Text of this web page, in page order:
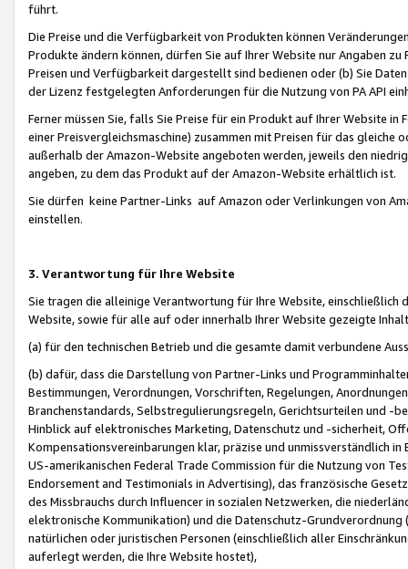
führt.
Die Preise und die Verfügbarkeit von Produkten können
Produkte ändern können, dürfen Sie auf Ihrer Website nur Angaben
Preisen und Verfügbarkeit dargestellt sind bedienen oder (b) Sie
der Lizenz festgelegten Anforderungen für die Nutzung von PA API
Ferner müssen Sie, falls Sie Preise für ein Produkt auf Ihrer Website
einer Preisvergleichsmaschine) zusammen mit Preisen für das
außerhalb der Amazon-Website angeboten werden, jeweils den
angeben, zu dem das Produkt auf der Amazon-Website erhältlich ist.
Sie dürfen keine Partner-Links auf Amazon oder Verlinkungen von
einstellen.
3. Verantwortung für Ihre Website
Sie tragen die alleinige Verantwortung für Ihre Website,
Website, sowie für alle auf oder innerhalb Ihrer Website gezeigte
(a) für den technischen Betrieb und die gesamte damit verbundene
(b) dafür, dass die Darstellung von Partner-Links und
Bestimmungen, Verordnungen, Vorschriften, Regelungen,
Branchenstandards, Selbstregulierungsregeln, Gerichtsurteilen und -
Hinblick auf elektronisches Marketing, Datenschutz und -sicherheit,
Kompensationsvereinbarungen klar, präzise und unmissverständlich
US-amerikanischen Federal Trade Commission für die Nutzung von
Endorsement and Testimonials in Advertising), das französische
des Missbrauchs durch Influencer in sozialen Netzwerken, die
elektronische Kommunikation) und die Datenschutz-
natürlichen oder juristischen Personen (einschließlich aller
auferlegt werden, die Ihre Website hostet),